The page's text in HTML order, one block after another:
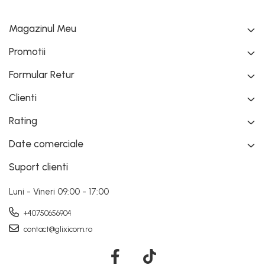
Cand capatul periei s-a umplut de scame?
Pur si simplu o curatati manual si poate fi folosita din
Datorita dimensiunilor sale reduse, instrumentul
Magazinul Meu
Promotii
Formular Retur
Clienti
Rating
Date comerciale
Suport clienti
Luni - Vineri 09:00 - 17:00
+40750656904
contact@glixicom.ro